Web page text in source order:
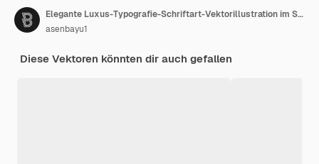
Elegante Luxus-Typografie-Schriftart-Vektorillustration im Serifenstil
asenbayu1
Diese Vektoren könnten dir auch gefallen